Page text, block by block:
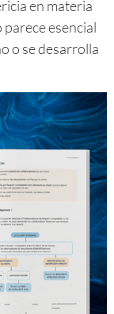
en materia
esencial
o se desarrolla